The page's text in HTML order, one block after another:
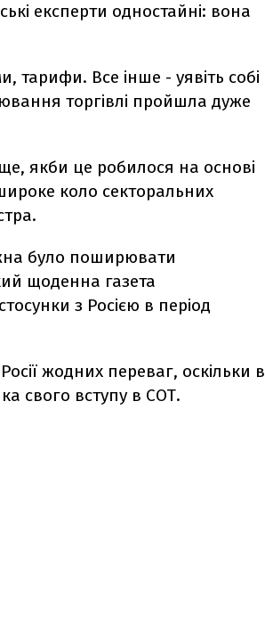
експерти одностайні: вона
тарифи. Все інше - уявіть собі
торгівлі пройшла дуже
якби це робилося на основі
коло секторальних
було поширювати
щоденна газета
з Росією в період
жодних переваг, оскільки в
свого вступу в СОТ.